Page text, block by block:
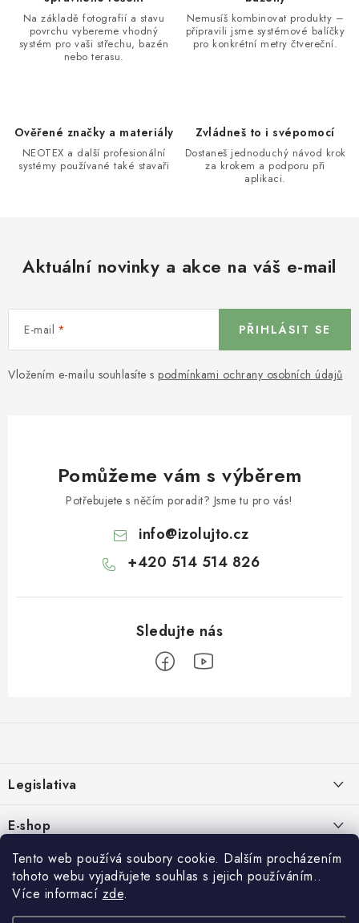
Tento web používá soubory cookie. Dalším procházením
tohoto webu vyjadřujete souhlas s jejich používáním..
Více informací zde.
Na základě fotografií a stavu
povrchu vybereme vhodný
systém pro vaši střechu, bazén
nebo terasu.
Nemusíš kombinovat produkty –
připravili jsme systémové balíčky
pro konkrétní metry čtvereční.
Ověřené značky a materiály
NEOTEX a další profesionální
systémy používané také stavaři
Zvládneš to i svépomocí
Dostaneš jednoduchý návod krok
za krokem a podporu při
aplikaci.
Aktuální novinky a akce na váš e-mail
E-mail
Vložením e-mailu souhlasíte s podmínkami ochrany osobních údajů
PŘIHLÁSIT SE
Pomůžeme vám s výběrem
Potřebujete s něčím poradit? Jsme tu pro vás!
info@izolujto.cz
+420 514 514 826
aLegislativa
Zásady používání cookies
Obchodní podmínky
E-shop
O nás
Kontakty
Reklamace a vrácení
Rychlé odkazy:
HYDROIZOLACE
Copyright 2026IZOLUJTO.CZ. Všechna práva vyhrazena.Upravit nastavení